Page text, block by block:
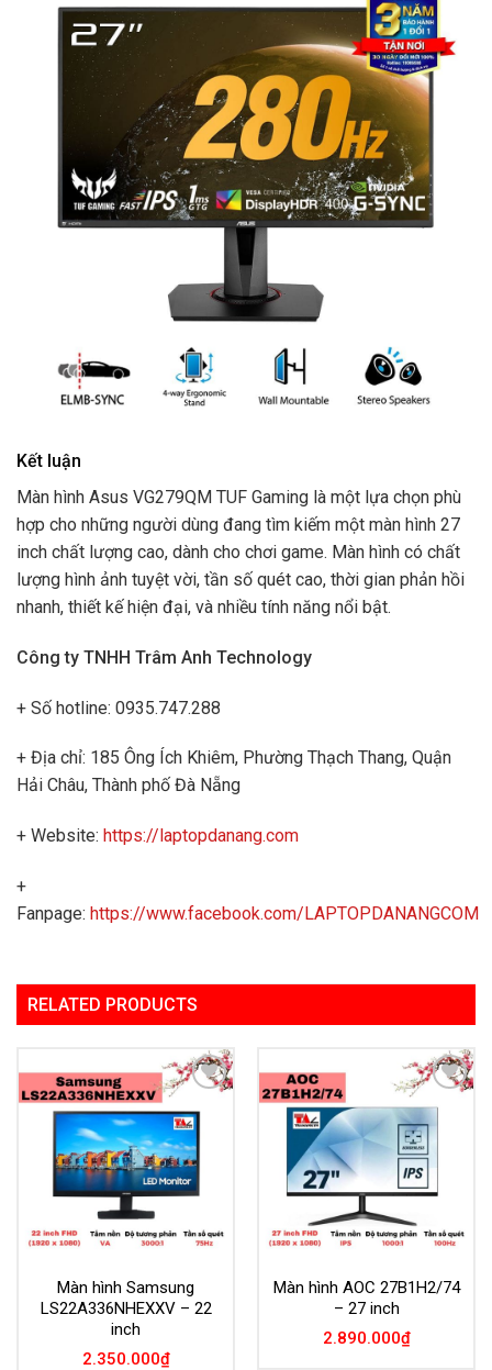
Kết luận
Màn hình Asus VG279QM TUF Gaming là một lựa chọn phù
hợp cho những người dùng đang tìm kiếm một màn hình 27
inch chất lượng cao, dành cho chơi game. Màn hình có chất
lượng hình ảnh tuyệt vời, tần số quét cao, thời gian phản hồi
nhanh, thiết kế hiện đại, và nhiều tính năng nổi bật.
Công ty TNHH Trâm Anh Technology
+ Số hotline: 0935.747.288
+ Địa chỉ: 185 Ông Ích Khiêm, Phường Thạch Thang, Quận
Hải Châu, Thành phố Đà Nẵng
+ Website: https://laptopdanang.com
+
Fanpage: https://www.facebook.com/LAPTOPDANANGCOM
RELATED PRODUCTS
Wishlist
Màn hình Samsung
LS22A336NHEXXV – 22
inch
2.350.000₫
Add to
Màn hình AOC 27B1H2/74
– 27 inch
2.890.000₫